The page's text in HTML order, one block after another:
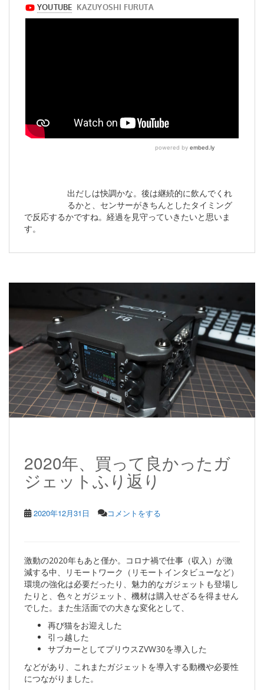
出だしは快調かな。後は継続的に飲んでくれ
るかと、センサーがきちんとしたタイミング
で反応するかですね。経過を見守っていきたいと思いま
す。
2020年、買って良かったガ
ジェットふり返り
2020年12月31日 コメントをする
激動の2020年もあと僅か。コロナ禍で仕事（収入）が激
減する中、リモートワーク（リモートインタビューなど）
環境の強化は必要だったり、魅力的なガジェットも登場し
たりと、色々とガジェット、機材は購入せざるを得ません
でした。また生活面での大きな変化として、
再び猫をお迎えした
引っ越した
サブカーとしてプリウスZVW30を導入した
などがあり、これまたガジェットを導入する動機や必要性
につながりました。